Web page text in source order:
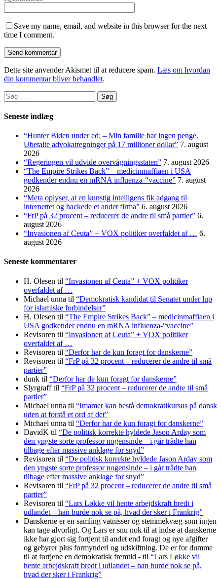
Save my name, email, and website in this browser for the next
time I comment.
Dette site anvender Akismet til at reducere spam. Læs om hvordan
din kommentar bliver behandlet.
Søg
efter:
Seneste indlæg
“Hunter Biden under ed: – Min familie har ingen penge.
Ubetalte advokat­regninger på 17 millioner dollar” 7. august
2026
“Regeringen vil udvide overvågningsstaten” 7. august 2026
“The Empire Strikes Back” – medicinmaffiaen i USA
godkender endnu en mRNA influenza-“vaccine” 7. august
2026
“Meta oplyser, at en kunstig intelligens fik adgang til
internettet og hackede et andet firma” 6. august 2026
“FrP på 32 procent – reducerer de andre til små partier” 6.
august 2026
“Invasionen af Ceuta” + VOX politiker overfaldet af … 6.
august 2026
Seneste kommentarer
H. Olesen til “Invasionen af Ceuta” + VOX politiker
overfaldet af …
Michael unna til “Demokratisk kandidat til Senatet under lup
for islamiske forbindelser”
H. Olesen til “The Empire Strikes Back” – medicinmaffiaen i
USA godkender endnu en mRNA influenza-“vaccine”
Revisoren til “Invasionen af Ceuta” + VOX politiker
overfaldet af …
Revisoren til “Derfor har de kun foragt for danskerne”
Revisoren til “FrP på 32 procent – reducerer de andre til små
partier”
dunk til “Derfor har de kun foragt for danskerne”
Slyrgrafftil “FrP på 32 procent – reducerer de andre til små
partier”
Michael unna til “Imamer kan bestå demokratikursus på dansk
uden at forstå et ord af det”
Michael unna til “Derfor har de kun foragt for danskerne”
DavidK til “De politisk korrekte hyldede Jason Arday som
den yngste sorte professor nogensinde – i går trådte han
tilbage efter massive anklage for snyd”
Revisoren til “De politisk korrekte hyldede Jason Arday som
den yngste sorte professor nogensinde – i går trådte han
tilbage efter massive anklage for snyd”
Revisoren til “FrP på 32 procent – reducerer de andre til små
partier”
Revisoren til “Lars Løkke vil hente arbejdskraft bredt i
udlandet – han burde nok se på, hvad der sker i Frankrig”
Danskerne er en samling vatnisser og stemmekvæg som ingen
kan tage alvorligt. Og Lars er snu nok til at indse at danskerne
ikke har gjort sig fortjent til andet end foragt og nye afgifter
og gebyrer plus formynderi og udskiftning. De er for dumme
til at fortjene en demokratisk fremtid - til “Lars Løkke vil
hente arbejdskraft bredt i udlandet – han burde nok se på,
hvad der sker i Frankrig”